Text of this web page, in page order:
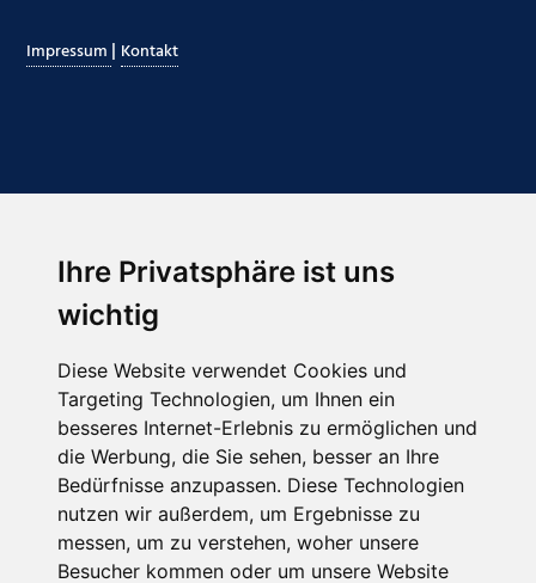
Ihre Privatsphäre ist uns
wichtig
Diese Website verwendet Cookies und
Targeting Technologien, um Ihnen ein
besseres Internet-Erlebnis zu ermöglichen und
die Werbung, die Sie sehen, besser an Ihre
Bedürfnisse anzupassen. Diese Technologien
nutzen wir außerdem, um Ergebnisse zu
messen, um zu verstehen, woher unsere
Besucher kommen oder um unsere Website
Impressum | Kontakt
Abonnieren Sie unseren Newsletter
Email